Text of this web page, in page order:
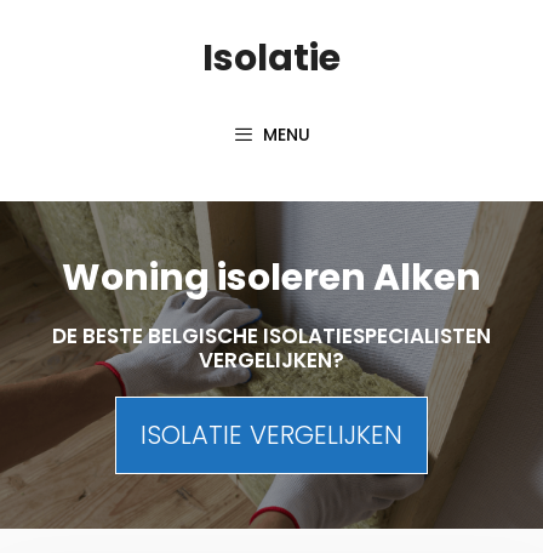
Isolatie
MENU
Woning isoleren Alken
DE BESTE BELGISCHE ISOLATIESPECIALISTEN
VERGELIJKEN?
ISOLATIE VERGELIJKEN